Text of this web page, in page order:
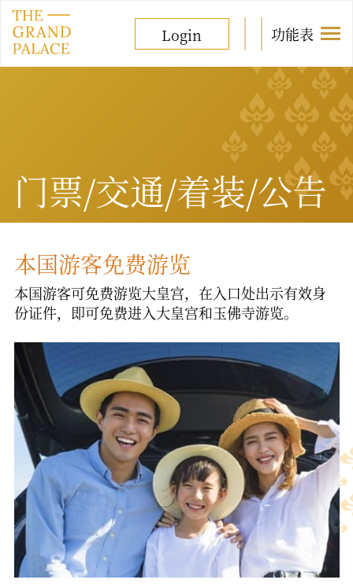
Login 功能表
门票/交通/着装/公告
本国游客免费游览
本国游客可免费游览大皇宫，在入口处出示有效身
份证件，即可免费进入大皇宫和玉佛寺游览。